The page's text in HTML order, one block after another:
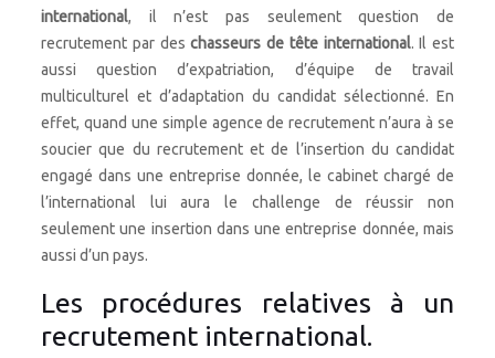
international, il n’est pas seulement question de
recrutement par deschasseurs de tête international. Il est
aussi question d’expatriation, d’équipe de travail
multiculturel et d’adaptation du candidat sélectionné. En
effet, quand une simple agence de recrutement n’aura à se
soucier que du recrutement et de l’insertion du candidat
engagé dans une entreprise donnée, le cabinet chargé de
l’international lui aura le challenge de réussir non
seulement une insertion dans une entreprise donnée, mais
aussi d’un pays.
Les procédures relatives à un
recrutement international.